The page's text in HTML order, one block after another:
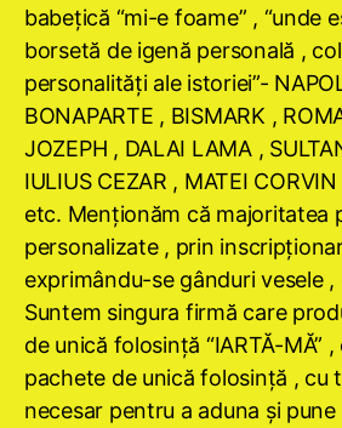
babeţică “mi-e foame” , “unde
borsetă de igenă personală ,
personalităţi ale istoriei”-
BONAPARTE , BISMARK ,
JOZEPH , DALAI LAMA ,
IULIUS CEZAR , MATEI
etc. Menţionăm că majoritatea
personalizate , prin
exprimându-se gânduri vesele
Suntem singura firmă care
de unică folosinţă “IARTĂ-MĂ”
pachete de unică folosinţă , cu
necesar pentru a aduna şi